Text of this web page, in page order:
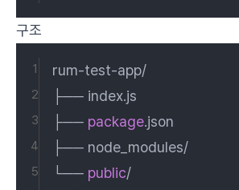
구조
rum-test-app/
├── index.js
├── package.json
├── node_modules/
└── public/